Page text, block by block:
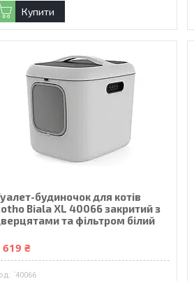
Купити
будиночок для котів
Biala XL 40066 закритий з
та фільтром білий
619 ₴
`40066